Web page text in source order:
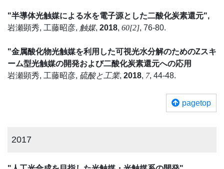
"半導体光触媒による水を電子源とした二酸化炭素還元",
岩瀬顕秀, 工藤昭彦, 触媒, 2018, 60[2], 76-80.
"金属酸化物光触媒を利用した可視光水分解のためのZスキ
ーム型光触媒の開発および二酸化炭素還元への応用
岩瀬顕秀, 工藤昭彦, 硫酸と工業, 2018, 7, 44-48.
pagetop
2017